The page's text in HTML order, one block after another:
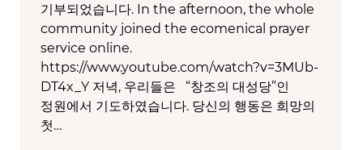
기부되었습니다. In the afternoon, the whole
community joined the ecomenical prayer
service online.
https://www.youtube.com/watch?v=3MUb-
DT4x_Y 저녁, 우리들은 “창조의 대성당”인
정원에서 기도하였습니다. 당신의 행동은 희망의
첫…